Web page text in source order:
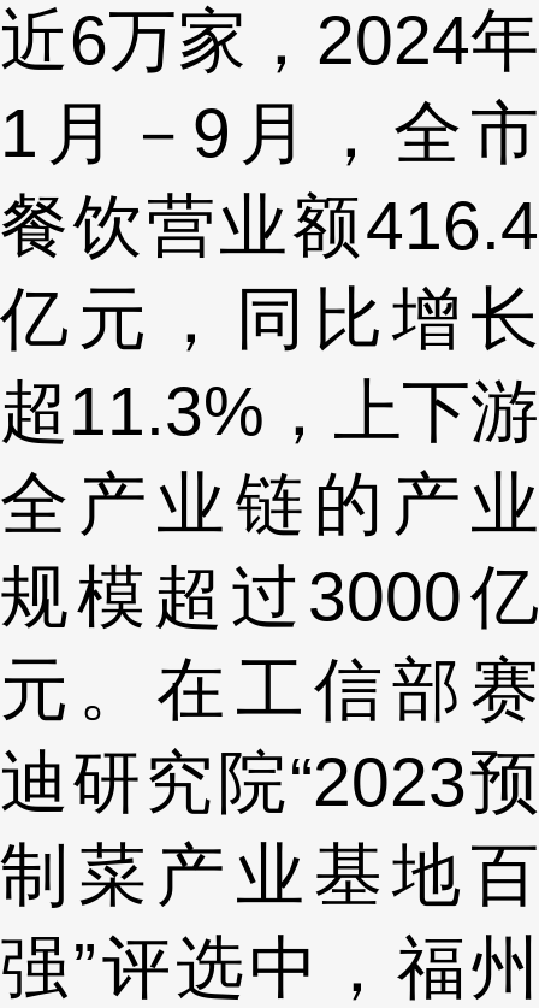
近6万家，2024年
1月－9月，全市
餐饮营业额416.4
亿元，同比增长
超11.3%，上下游
全产业链的产业
规模超过3000亿
元。在工信部赛
迪研究院“2023预
制菜产业基地百
强”评选中，福州